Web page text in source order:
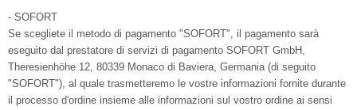
- SOFORT
Se scegliete il metodo di pagamento "SOFORT", il pagamento sarà
eseguito dal prestatore di servizi di pagamento SOFORT GmbH,
Theresienhöhe 12, 80339 Monaco di Baviera, Germania (di seguito
"SOFORT"), al quale trasmetteremo le vostre informazioni fornite durante
il processo d'ordine insieme alle informazioni sul vostro ordine ai sensi